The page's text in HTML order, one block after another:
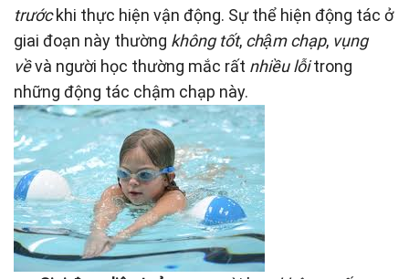
trướckhi thực hiện vận động. Sự thể hiện động tác ở
giai đoạn này thường không tốt, chậm chạp, vụng
vềvà người học thường mắc rất nhiều lỗitrong
những động tác chậm chạp này.